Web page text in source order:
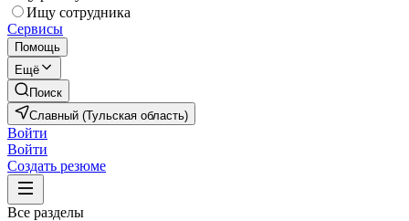
Ищу сотрудника
Сервисы
Помощь
Ещё
Поиск
Славный (Тульская область)
Войти
Войти
Создать резюме
Все разделы